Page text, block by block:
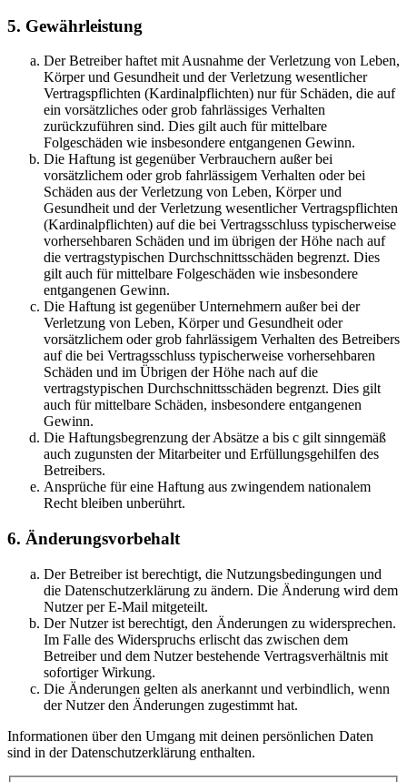
5. Gewährleistung
Der Betreiber haftet mit Ausnahme der Verletzung von Leben,
Körper und Gesundheit und der Verletzung wesentlicher
Vertragspflichten (Kardinalpflichten) nur für Schäden, die auf
ein vorsätzliches oder grob fahrlässiges Verhalten
zurückzuführen sind. Dies gilt auch für mittelbare
Folgeschäden wie insbesondere entgangenen Gewinn.
Die Haftung ist gegenüber Verbrauchern außer bei
vorsätzlichem oder grob fahrlässigem Verhalten oder bei
Schäden aus der Verletzung von Leben, Körper und
Gesundheit und der Verletzung wesentlicher Vertragspflichten
(Kardinalpflichten) auf die bei Vertragsschluss typischerweise
vorhersehbaren Schäden und im übrigen der Höhe nach auf
die vertragstypischen Durchschnittsschäden begrenzt. Dies
gilt auch für mittelbare Folgeschäden wie insbesondere
entgangenen Gewinn.
Die Haftung ist gegenüber Unternehmern außer bei der
Verletzung von Leben, Körper und Gesundheit oder
vorsätzlichem oder grob fahrlässigem Verhalten des Betreibers
auf die bei Vertragsschluss typischerweise vorhersehbaren
Schäden und im Übrigen der Höhe nach auf die
vertragstypischen Durchschnittsschäden begrenzt. Dies gilt
auch für mittelbare Schäden, insbesondere entgangenen
Gewinn.
Die Haftungsbegrenzung der Absätze a bis c gilt sinngemäß
auch zugunsten der Mitarbeiter und Erfüllungsgehilfen des
Betreibers.
Ansprüche für eine Haftung aus zwingendem nationalem
Recht bleiben unberührt.
6. Änderungsvorbehalt
Der Betreiber ist berechtigt, die Nutzungsbedingungen und
die Datenschutzerklärung zu ändern. Die Änderung wird dem
Nutzer per E-Mail mitgeteilt.
Der Nutzer ist berechtigt, den Änderungen zu widersprechen.
Im Falle des Widerspruchs erlischt das zwischen dem
Betreiber und dem Nutzer bestehende Vertragsverhältnis mit
sofortiger Wirkung.
Die Änderungen gelten als anerkannt und verbindlich, wenn
der Nutzer den Änderungen zugestimmt hat.
Informationen über den Umgang mit deinen persönlichen Daten
sind in der Datenschutzerklärung enthalten.